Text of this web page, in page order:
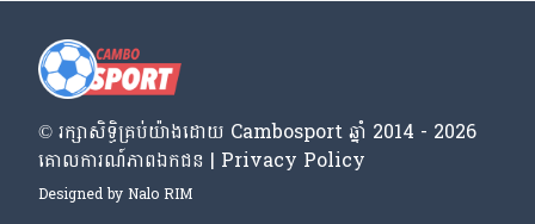
© រក្សា​សិទ្ធិ​គ្រប់​យ៉ាង​ដោយ​ Cambosport ឆ្នាំ 2014 - 2026
គោលការណ៍​ភាព​ឯកជន | Privacy Policy
Designed by Nalo RIM